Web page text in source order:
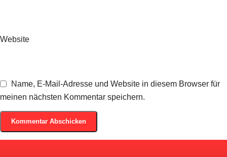
Website
Name, E-Mail-Adresse und Website in diesem Browser für
meinen nächsten Kommentar speichern.